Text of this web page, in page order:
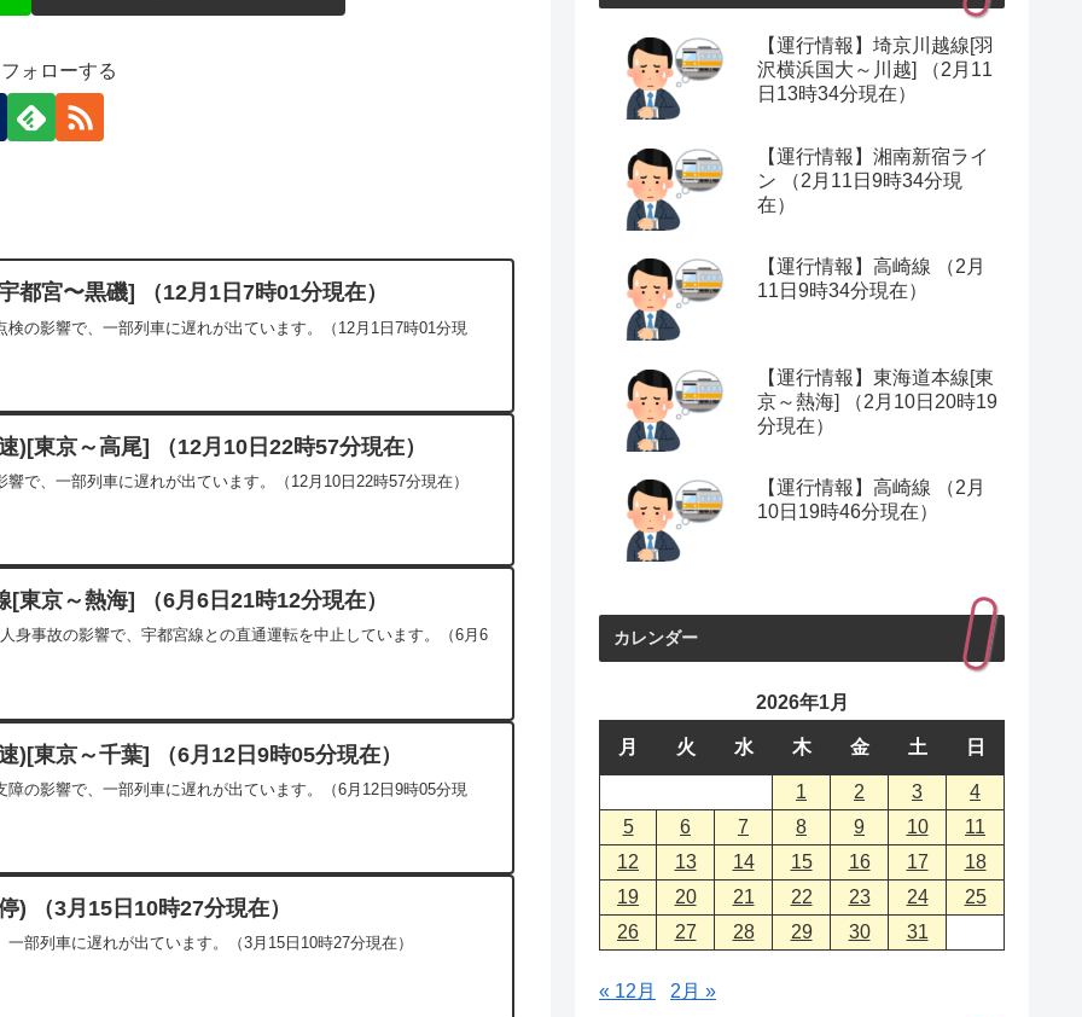
ォローする
都宮〜黒磯] （12月1日7時01分現在）
の影響で、一部列車に遅れが出ています。（12月1日7時01分現
)[東京～高尾] （12月10日22時57分現在）
で、一部列車に遅れが出ています。（12月10日22時57分現在）
[東京～熱海] （6月6日21時12分現在）
身事故の影響で、宇都宮線との直通運転を中止しています。（6月6
)[東京～千葉] （6月12日9時05分現在）
の影響で、一部列車に遅れが出ています。（6月12日9時05分現
) （3月15日10時27分現在）
部列車に遅れが出ています。（3月15日10時27分現在）
【運行情報】埼京川越線[羽
沢横浜国大～川越] （2月11
日13時34分現在）
【運行情報】湘南新宿ライ
ン （2月11日9時34分現
在）
【運行情報】高崎線 （2月
11日9時34分現在）
【運行情報】東海道本線[東
京～熱海] （2月10日20時19
分現在）
【運行情報】高崎線 （2月
10日19時46分現在）
カレンダー
2026年1月
月 火 水 木 金 土 日
1 2 3
4
5
6 7 8 9 10
11
12
13 14 15 16 17
18
19
20 21 22 23 24
25
26
27 28 29 30 31
« 12月 2月 »